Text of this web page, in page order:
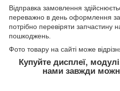
Відправка замовлення
переважно в день оформлення
потрібно перевіряти запчастину
пошкоджень.
Фото товару на сайті може
Купуйте дисплеї,
нами завжди